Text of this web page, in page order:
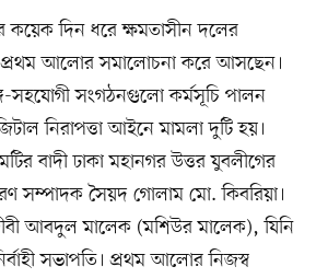
কয়েক দিন ধরে ক্ষমতাসীন দলের
প্রথম আলোর সমালোচনা করে আসছেন।
সহযোগী সংগঠনগুলো কর্মসূচি পালন
নিরাপত্তা আইনে মামলা দুটি হয়।
বাদী ঢাকা মহানগর উত্তর যুবলীগের
সম্পাদক সৈয়দ গোলাম মো. কিবরিয়া।
আবদুল মালেক (মশিউর মালেক), যিনি
সভাপতি। প্রথম আলোর নিজস্ব